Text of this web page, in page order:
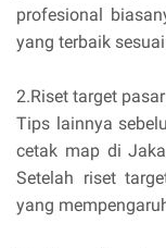
profesional
yang terbaik
2.Riset target
Tips lainnya
cetak map di
Setelah riset
yang